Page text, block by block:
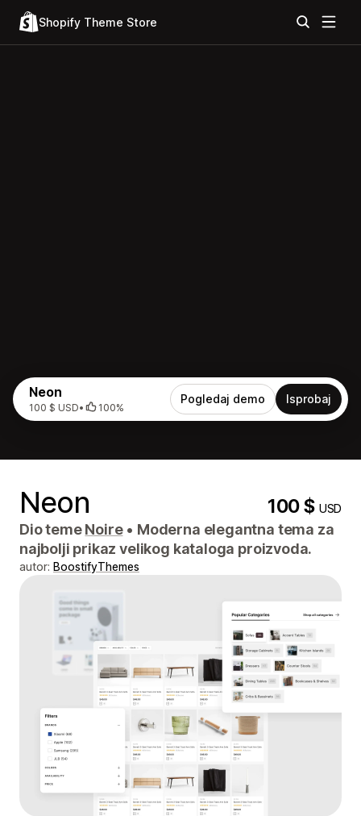
Shopify Theme Store
Neon
100 $ USD• 100%
Pogledaj demo Isprobaj
Neon 100 $USD
Dio temeNoire • Moderna elegantna tema za
najbolji prikaz velikog kataloga proizvoda.
autor: BoostifyThemes